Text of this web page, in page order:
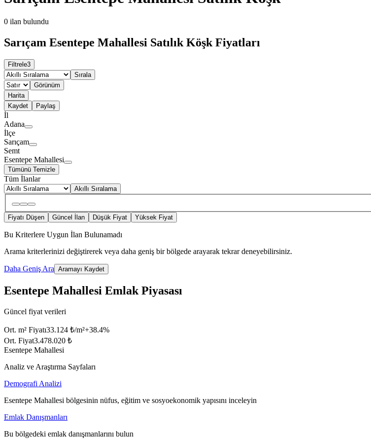
0 ilan bulundu
Sarıçam Esentepe Mahallesi Satılık Köşk Fiyatları
Filtrele3
Sırala
Görünüm
Harita
Kaydet
Paylaş
İl
Adana
İlçe
Sarıçam
Semt
Esentepe Mahallesi
Tümünü Temizle
Tüm İlanlar
Akıllı Sıralama
Fiyatı Düşen Güncel İlan Düşük Fiyat Yüksek Fiyat
Bu Kriterlere Uygun İlan Bulunamadı
Arama kriterlerinizi değiştirerek veya daha geniş bir bölgede arayarak tekrar deneyebilirsiniz.
Daha Geniş Ara Aramayı Kaydet
Esentepe Mahallesi Emlak Piyasası
Güncel fiyat verileri
Ort. m² Fiyatı33.124 ₺/m²+38.4%
Ort. Fiyat3.478.020 ₺
Esentepe Mahallesi
Analiz ve Araştırma Sayfaları
Demografi Analizi
Esentepe Mahallesi bölgesinin nüfus, eğitim ve sosyoekonomik yapısını inceleyin
Emlak Danışmanları
Bu bölgedeki emlak danışmanlarını bulun